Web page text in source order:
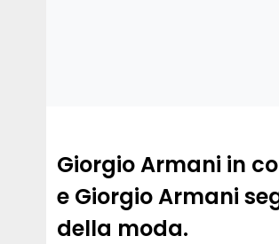
Giorgio Armani in
e Giorgio Armani
della moda.